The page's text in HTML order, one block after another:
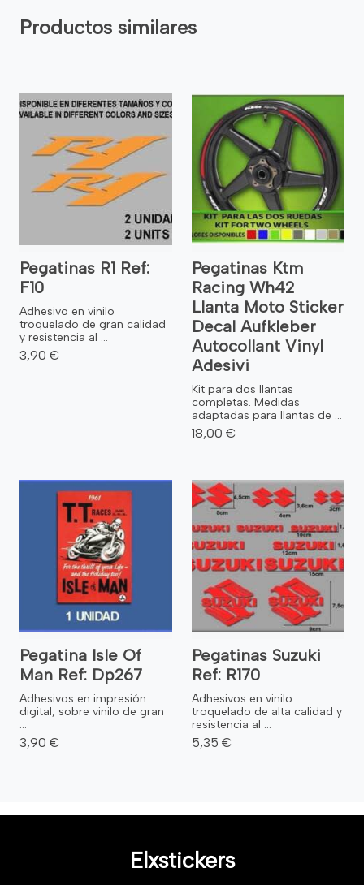
Productos similares
Pegatinas R1 Ref:
F10
Adhesivo en vinilo
troquelado de gran calidad
y resistencia al ...
3,90 €
Pegatinas Ktm
Racing Wh42
Llanta Moto Sticker
Decal Aufkleber
Autocollant Vinyl
Adesivi
Kit para dos llantas
completas. Medidas
adaptadas para llantas de ...
18,00 €
Pegatina Isle Of
Man Ref: Dp267
Adhesivos en impresión
digital, sobre vinilo de gran
...
3,90 €
Pegatinas Suzuki
Ref: R170
Adhesivos en vinilo
troquelado de alta calidad y
resistencia al ...
5,35 €
Elxstickers